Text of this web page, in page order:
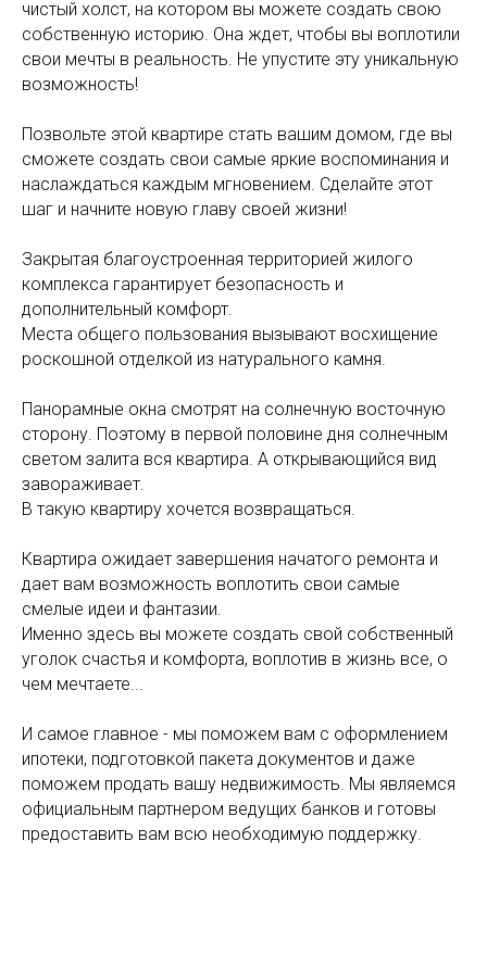
чистый холст, на котором вы можете создать свою
собственную историю. Она ждет, чтобы вы воплотили
свои мечты в реальность. Не упустите эту уникальную
возможность!
Позвольте этой квартире стать вашим домом, где вы
сможете создать свои самые яркие воспоминания и
наслаждаться каждым мгновением. Сделайте этот
шаг и начните новую главу своей жизни!
Закрытая благоустроенная территорией жилого
комплекса гарантирует безопасность и
дополнительный комфорт.
Места общего пользования вызывают восхищение
роскошной отделкой из натурального камня.
Панорамные окна смотрят на солнечную восточную
сторону. Поэтому в первой половине дня солнечным
светом залита вся квартира. А открывающийся вид
завораживает.
В такую квартиру хочется возвращаться.
Квартира ожидает завершения начатого ремонта и
дает вам возможность воплотить свои самые
смелые идеи и фантазии.
Именно здесь вы можете создать свой собственный
уголок счастья и комфорта, воплотив в жизнь все, о
чем мечтаете...
И самое главное - мы поможем вам с оформлением
ипотеки, подготовкой пакета документов и даже
поможем продать вашу недвижимость. Мы являемся
официальным партнером ведущих банков и готовы
предоставить вам всю необходимую поддержку.